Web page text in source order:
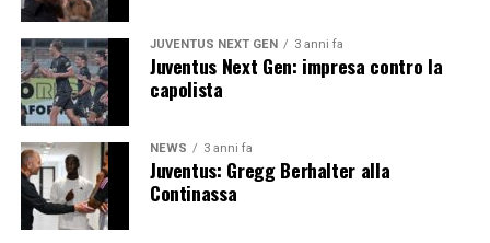
JUVENTUS NEXT GEN 3 anni fa
Juventus Next Gen: impresa contro la
capolista
NEWS 3 anni fa
Juventus: Gregg Berhalter alla
Continassa